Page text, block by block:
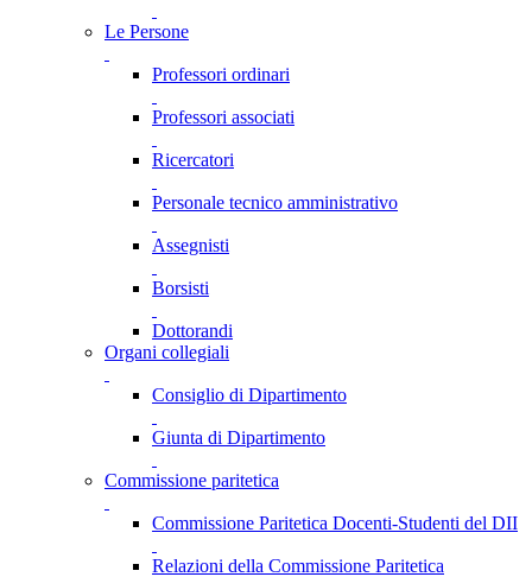
Le Persone
Professori ordinari
Professori associati
Ricercatori
Personale tecnico amministrativo
Assegnisti
Borsisti
Dottorandi
Organi collegiali
Consiglio di Dipartimento
Giunta di Dipartimento
Commissione paritetica
Commissione Paritetica Docenti-Studenti del DII
Relazioni della Commissione Paritetica